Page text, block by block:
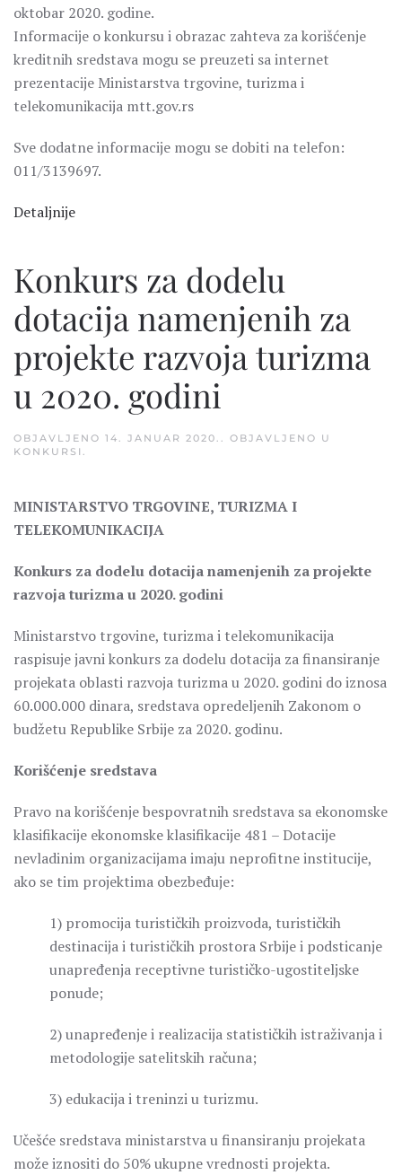
oktobar 2020. godine.
Informacije o konkursu i obrazac zahteva za korišćenje
kreditnih sredstava mogu se preuzeti sa internet
prezentacije Ministarstva trgovine, turizma i
telekomunikacija mtt.gov.rs
Sve dodatne informacije mogu se dobiti na telefon:
011/3139697.
Detaljnije
Konkurs za dodelu
dotacija namenjenih za
projekte razvoja turizma
u 2020. godini
OBJAVLJENO 14. JANUAR 2020. . OBJAVLJENO U
KONKURSI .
MINISTARSTVO TRGOVINE, TURIZMA I
TELEKOMUNIKACIJA
Konkurs za dodelu dotacija namenjenih za projekte
razvoja turizma u 2020. godini
Ministarstvo trgovine, turizma i telekomunikacija
raspisuje javni konkurs za dodelu dotacija za finansiranje
projekata oblasti razvoja turizma u 2020. godini do iznosa
60.000.000 dinara, sredstava opredeljenih Zakonom o
budžetu Republike Srbije za 2020. godinu.
Korišćenje sredstava
Pravo na korišćenje bespovratnih sredstava sa ekonomske
klasifikacije ekonomske klasifikacije 481 – Dotacije
nevladinim organizacijama imaju neprofitne institucije,
ako se tim projektima obezbeđuje:
1) promocija turističkih proizvoda, turističkih
destinacija i turističkih prostora Srbije i podsticanje
unapređenja receptivne turističko-ugostiteljske
ponude;
2) unapređenje i realizacija statističkih istraživanja i
metodologije satelitskih računa;
3) edukacija i treninzi u turizmu.
Učešće sredstava ministarstva u finansiranju projekata
može iznositi do 50% ukupne vrednosti projekta.